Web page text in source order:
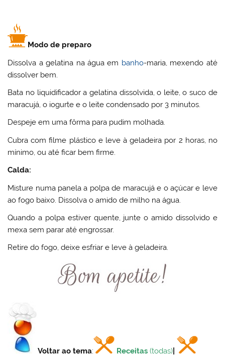
Modo de preparo
Dissolva a gelatina na água em banho-maria, mexendo até
dissolver bem.
Bata no liquidificador a gelatina dissolvida, o leite, o suco de
maracujá, o iogurte e o leite condensado por 3 minutos.
Despeje em uma fôrma para pudim molhada.
Cubra com filme plástico e leve à geladeira por 2 horas, no
mínimo, ou até ficar bem firme.
Calda:
Misture numa panela a polpa de maracujá e o açúcar e leve
ao fogo baixo. Dissolva o amido de milho na água.
Quando a polpa estiver quente, junte o amido dissolvido e
mexa sem parar até engrossar.
Retire do fogo, deixe esfriar e leve à geladeira.
Voltar ao tema: Receitas (todas)